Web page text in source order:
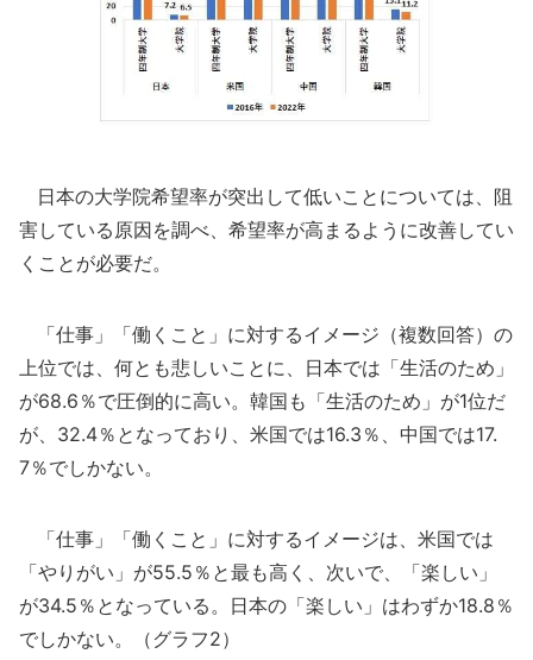
日本の大学院希望率が突出して低いことについては、阻
害している原因を調べ、希望率が高まるように改善してい
くことが必要だ。
「仕事」「働くこと」に対するイメージ（複数回答）の
上位では、何とも悲しいことに、日本では「生活のため」
が68.6％で圧倒的に高い。韓国も「生活のため」が1位だ
が、32.4％となっており、米国では16.3％、中国では17.
7％でしかない。
「仕事」「働くこと」に対するイメージは、米国では
「やりがい」が55.5％と最も高く、次いで、「楽しい」
が34.5％となっている。日本の「楽しい」はわずか18.8％
でしかない。（グラフ2）